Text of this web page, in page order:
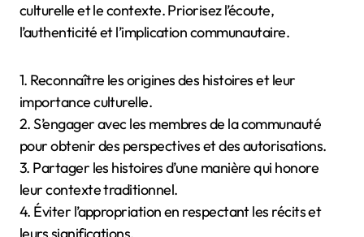
culturelle et le contexte. Priorisez l’écoute,
l’authenticité et l’implication communautaire.
1. Reconnaître les origines des histoires et leur
importance culturelle.
2. S’engager avec les membres de la communauté
pour obtenir des perspectives et des autorisations.
3. Partager les histoires d’une manière qui honore
leur contexte traditionnel.
4. Éviter l’appropriation en respectant les récits et